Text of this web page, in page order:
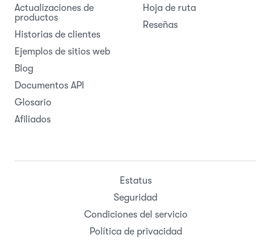
Actualizaciones de
productos
Historias de clientes
Ejemplos de sitios web
Blog
Documentos API
Glosario
Afiliados
Hoja de ruta
Reseñas
Estatus
Seguridad
Condiciones del servicio
Política de privacidad